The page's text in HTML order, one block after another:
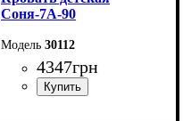
Соня-7А-90
30112
4347грн